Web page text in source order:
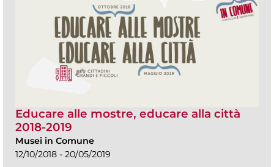
Educare alle mostre, educare alla città
2018-2019
Musei in Comune
12/10/2018 - 20/05/2019